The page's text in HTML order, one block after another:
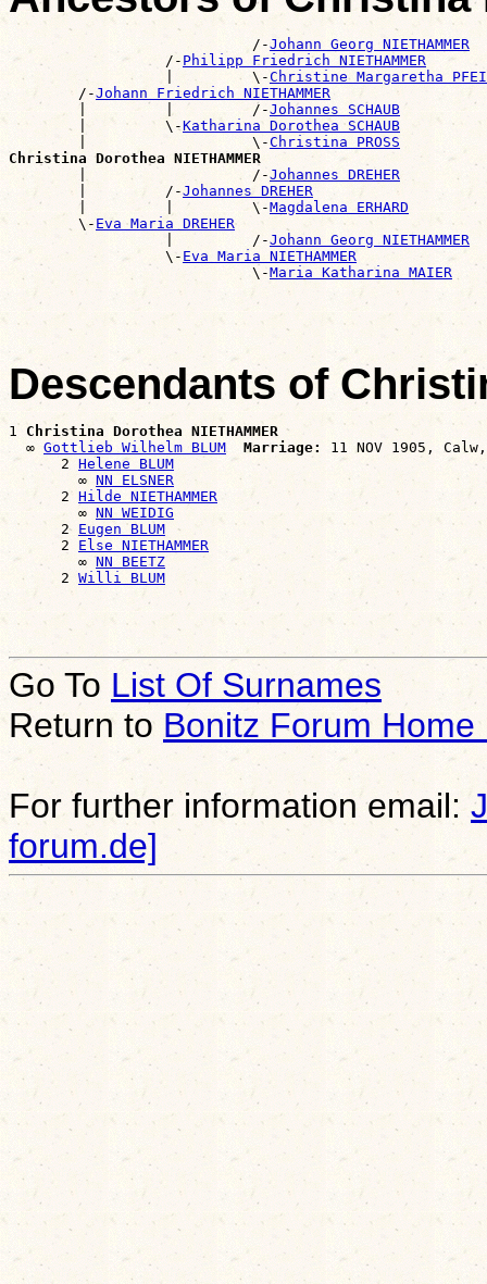
                            /-
Johann Georg NIETHAMMER
                  /-
Philipp Friedrich NIETHAMMER
                  |         \-
Christine Margaretha
        /-
Johann Friedrich NIETHAMMER
        |         |         /-
Johannes SCHAUB
        |         \-
Katharina Dorothea SCHAUB
        |                   \-
Christina PROSS
Christina Dorothea NIETHAMMER
|                   /-Johannes DREHER
        |         /-
Johannes DREHER
        |         |         \-
Magdalena ERHARD
        \-
Eva Maria DREHER
                  |         /-
Johann Georg NIETHAMMER
                  \-
Eva Maria NIETHAMMER
                            \-
Maria Katharina MAIER
Descendants of
1 Christina Dorothea NIETHAMMER
  ∞
Gottlieb Wilhelm BLUM Marriage:
11 NOV 1905,
      2
Helene BLUM
        ∞
NN ELSNER
      2
Hilde NIETHAMMER
        ∞
NN WEIDIG
      2
Eugen BLUM
      2
Else NIETHAMMER
        ∞
NN BEETZ
      2
Willi BLUM
Go To List Of Surnames
Return to Bonitz Forum Home
For further information email:
forum.de]